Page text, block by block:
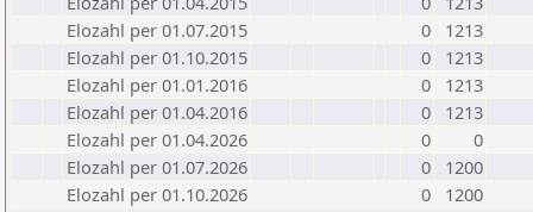
Elozahl per 01.07.2015
0
1213
Elozahl per 01.10.2015
0
1213
Elozahl per 01.01.2016
0
1213
Elozahl per 01.04.2016
0
1213
Elozahl per 01.04.2026
0
0
Elozahl per 01.07.2026
0
1200
Elozahl per 01.10.2026
0 1200